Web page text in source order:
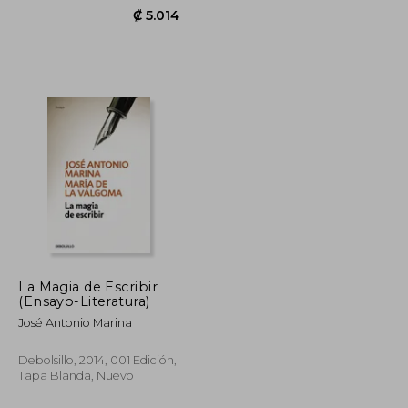
La Magia de Escribir
(Ensayo-Literatura)
José Antonio Marina
Debolsillo, 2014, 001 Edición,
Tapa Blanda, Nuevo